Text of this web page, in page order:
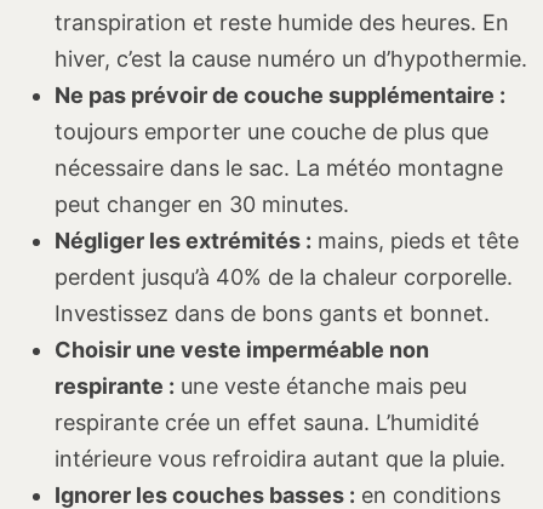
transpiration et reste humide des heures. En
hiver, c’est la cause numéro un d’hypothermie.
Ne pas prévoir de couche supplémentaire :
toujours emporter une couche de plus que
nécessaire dans le sac. La météo montagne
peut changer en 30 minutes.
Négliger les extrémités : mains, pieds et tête
perdent jusqu’à 40% de la chaleur corporelle.
Investissez dans de bons gants et bonnet.
Choisir une veste imperméable non
respirante : une veste étanche mais peu
respirante crée un effet sauna. L’humidité
intérieure vous refroidira autant que la pluie.
Ignorer les couches basses : en conditions